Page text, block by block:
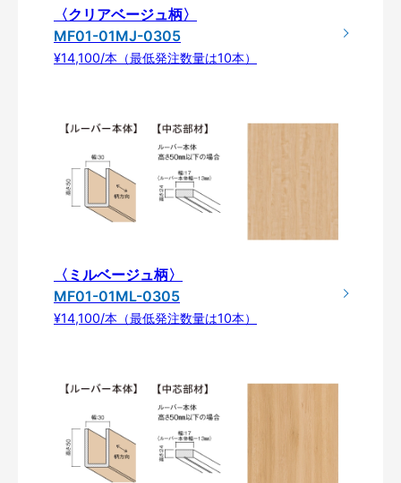
〈クリアベージュ柄〉
MF01-01MJ-0305
¥14,100/本（最低発注数量は10本）
〈ミルベージュ柄〉
MF01-01ML-0305
¥14,100/本（最低発注数量は10本）